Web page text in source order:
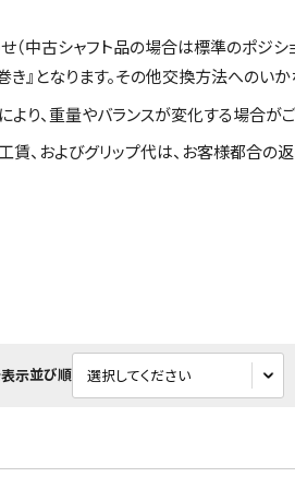
（中古シャフト品の場合は標準のポジシ
き』となります。その他交換方法へのい
より、重量やバランスが変化する場合が
賃、およびグリップ代は、お客様都合
示並び順